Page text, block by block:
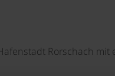
Rorschach mit